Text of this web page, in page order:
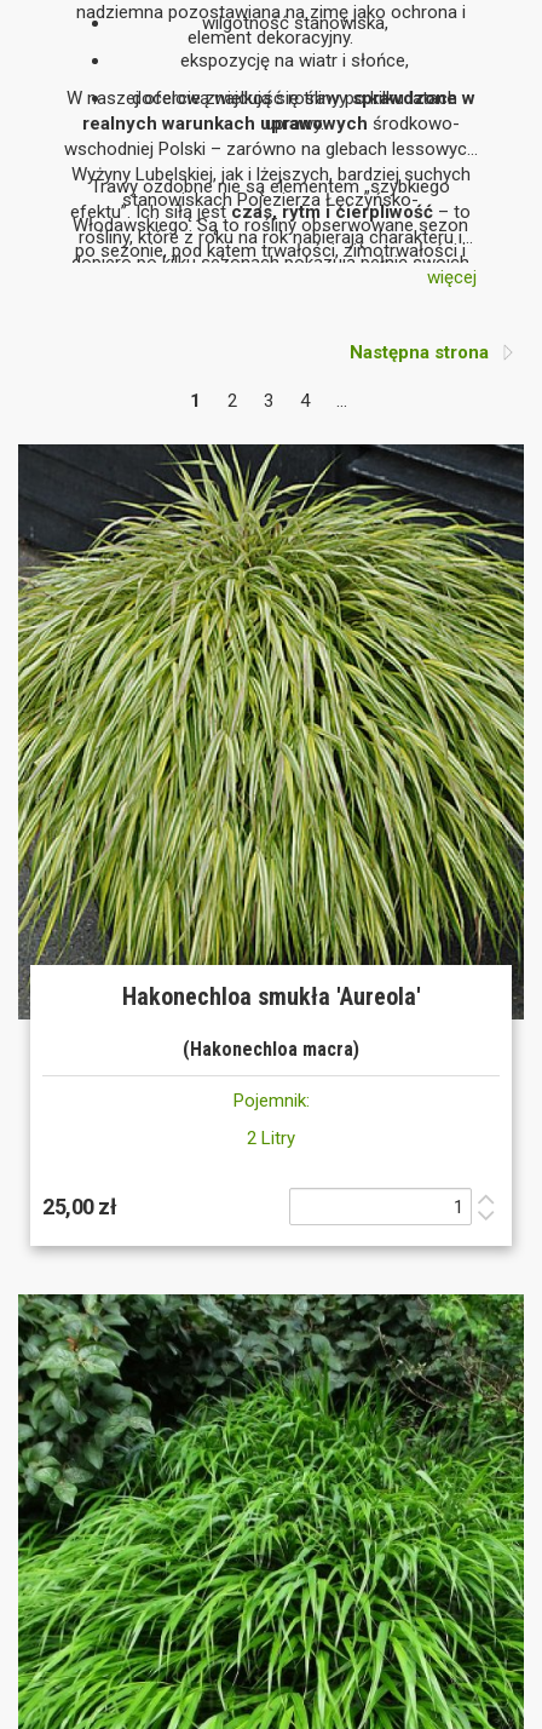
nadziemna pozostawiana na zimę jako ochrona i
element dekoracyjny.
wilgotność stanowiska,
ekspozycję na wiatr i słońce,
docelową wielkość rośliny po kilku latach
uprawy.
W naszej ofercie znajdują się trawysprawdzone w
realnych warunkach uprawowych środkowo-
wschodniej Polski – zarówno na glebach lessowych
Wyżyny Lubelskiej, jak i lżejszych, bardziej suchych
stanowiskach Pojezierza Łęczyńsko-
Włodawskiego. Są to rośliny obserwowane sezon
po sezonie, pod kątem trwałości, zimotrwałości i
Trawy ozdobne nie są elementem „szybkiego
efektu”. Ich siłą jestczas, rytm i cierpliwość – to
rośliny, które z roku na rok nabierają charakteru i
dopiero po kilku sezonach pokazują pełnię swoich
więcej
1 2 3 4 ...
Następna strona
Hakonechloa smukła 'Aureola'
(Hakonechloa macra)
Pojemnik:
2 Litry
25,00 zł